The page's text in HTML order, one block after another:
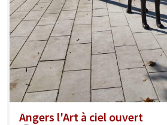
Angers l'Art à ciel ouvert